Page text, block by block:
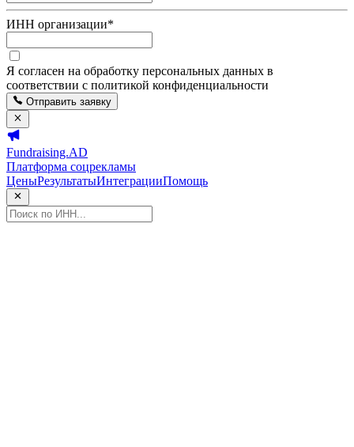
ИНН организации*
Я согласен на обработку персональных данных в
соответствии с политикой конфиденциальности
Отправить заявку
Fundraising.AD
Платформа соцрекламы
ЦеныРезультатыИнтеграцииПомощь